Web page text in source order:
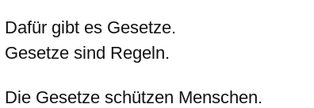
Dafür gibt es Gesetze.
Gesetze sind Regeln.
Die Gesetze schützen Menschen.